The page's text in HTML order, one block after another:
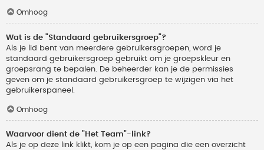
Omhoog
Wat is de "Standaard gebruikersgroep"?
Als je lid bent van meerdere gebruikersgroepen, word je
standaard gebruikersgroep gebruikt om je groepskleur en
groepsrang te bepalen. De beheerder kan je de permissies
geven om je standaard gebruikersgroep te wijzigen via het
gebruikerspaneel.
Omhoog
Waarvoor dient de "Het Team"-link?
Als je op deze link klikt, kom je op een pagina die een overzicht